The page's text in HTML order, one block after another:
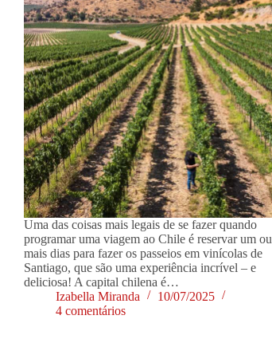
Uma das coisas mais legais de se fazer quando
programar uma viagem ao Chile é reservar um ou
mais dias para fazer os passeios em vinícolas de
Santiago, que são uma experiência incrível – e
deliciosa! A capital chilena é…
Izabella Miranda
10/07/2025
4 comentários